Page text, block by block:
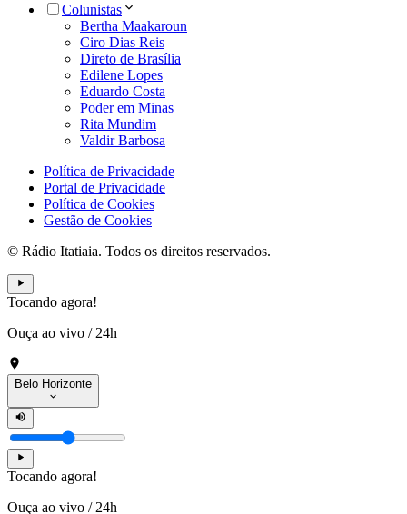
Colunistas
Bertha Maakaroun
Ciro Dias Reis
Direto de Brasília
Edilene Lopes
Eduardo Costa
Poder em Minas
Rita Mundim
Valdir Barbosa
Política de Privacidade
Portal de Privacidade
Política de Cookies
Gestão de Cookies
© Rádio Itatiaia. Todos os direitos reservados.
Tocando agora!
Ouça ao vivo / 24h
Belo Horizonte
Tocando agora!
Ouça ao vivo / 24h